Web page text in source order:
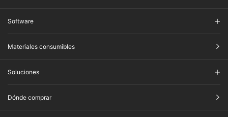
Software
Materiales consumibles
Soluciones
Dónde comprar